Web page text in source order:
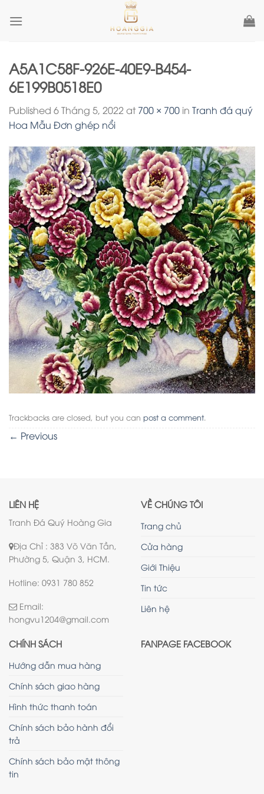
A5A1C58F-926E-40E9-B454-
6E199B0518E0
Published 6 Tháng 5, 2022 at700 × 700 in Tranh đá quý
Hoa Mẫu Đơn ghép nổi
Trackbacks are closed, but you can post a comment.
← Previous
LIÊN HỆ
Tranh Đá Quý Hoàng Gia
Địa Chỉ : 383 Võ Văn Tần,
Phường 5, Quận 3, HCM.
Hotline: 0931 780 852
Email:
hongvu1204@gmail.com
VỀ CHÚNG TÔI
Trang chủ
Cửa hàng
Giới Thiệu
Tin tức
Liên hệ
CHÍNH SÁCH
Hướng dẫn mua hàng
Chính sách giao hàng
Hình thức thanh toán
Chính sách bảo hành đổi
trả
Chính sách bảo mật thông
tin
FANPAGE FACEBOOK